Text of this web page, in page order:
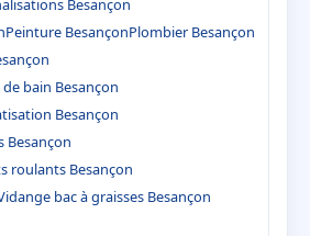
Besançon
Peinture BesançonPlombier Besançon
bain Besançon
Besançon
Besançon
roulants Besançon
bac à graisses Besançon